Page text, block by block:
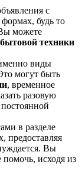
с
будь то
можете
бытовой техники
виды
могут быть
, временное
разовую
в разделе
предоставляя
Вы
исходя из